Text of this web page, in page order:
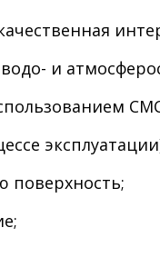
и
поверхность;